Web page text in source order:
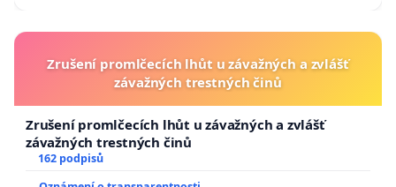
Zrušení promlčecích lhůt u závažných a zvlášť
závažných trestných činů
Zrušení promlčecích lhůt u závažných a zvlášť
závažných trestných činů
162 podpisů